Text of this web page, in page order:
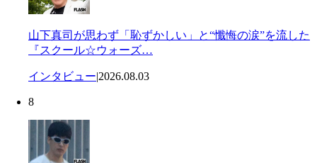
山下真司が思わず「恥ずかしい」と“懺悔の涙”を流した
『スクール☆ウォーズ…
インタビュー|2026.08.03
8